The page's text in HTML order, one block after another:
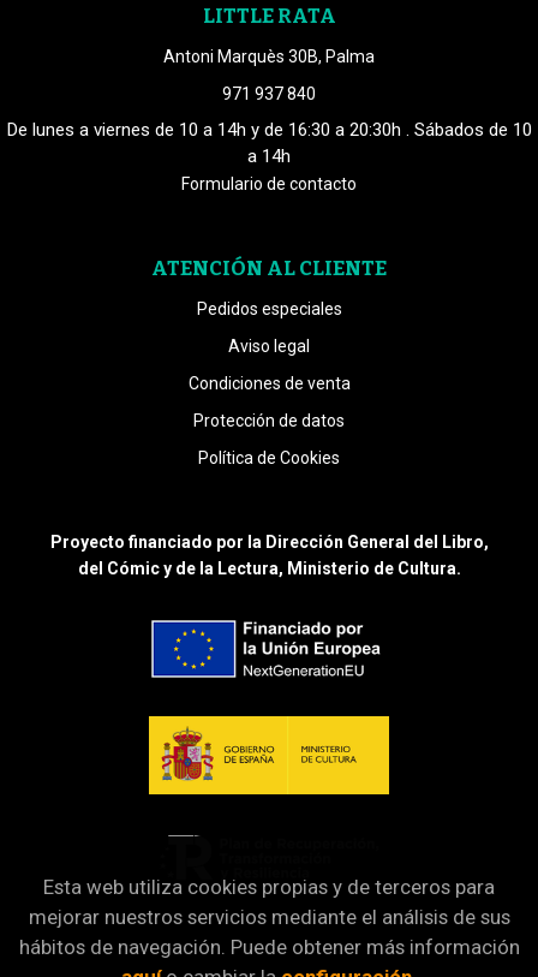
LITTLE RATA
Antoni Marquès 30B, Palma
971 937 840
De lunes a viernes de 10 a 14h y de 16:30 a 20:30h . Sábados de 10
a 14h
Formulario de contacto
ATENCIÓN AL CLIENTE
Pedidos especiales
Aviso legal
Condiciones de venta
Protección de datos
Política de Cookies
Proyecto financiado por la Dirección General del Libro,
del Cómic y de la Lectura, Ministerio de Cultura.
Esta web utiliza cookies propias y de terceros para
mejorar nuestros servicios mediante el análisis de sus
hábitos de navegación. Puede obtener más información